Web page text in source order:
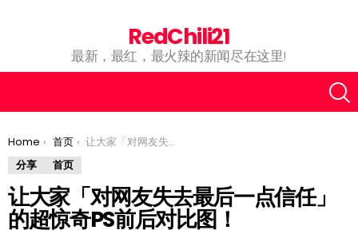
RedChili21
最新，最红，最火辣的新闻尽在这里!
You are here:
Home 首页
让大家「对网友失去最后一点信任」的超惊奇PS前后对比图！
分享
首页
让大家「对网友失去最后一点信任」
的超惊奇PS前后对比图！